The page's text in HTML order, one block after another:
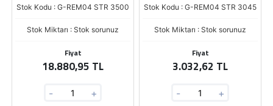
Stok Kodu : G-REM04 STR 3500
Stok Miktarı : Stok sorunuz
Fiyat
18.880,95 TL
- +
Stok Kodu : G-REM04 STR 3045
Stok Miktarı : Stok sorunuz
Fiyat
3.032,62 TL
- +